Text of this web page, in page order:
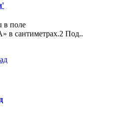
в поле
сантиметрах.2 Под..